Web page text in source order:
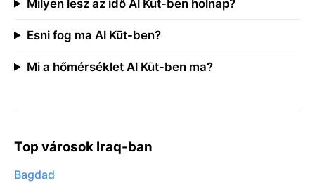
Milyen lesz az idő Al Kūt-ben holnap?
Esni fog ma Al Kūt-ben?
Mi a hőmérséklet Al Kūt-ben ma?
Top városok Iraq-ban
Bagdad